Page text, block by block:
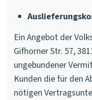
Ein Angebot der
Gifhorner Str. 57,
ungebundener
Kunden die für den
nötigen